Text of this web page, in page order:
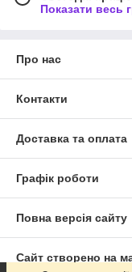
Показати весь
Про нас
Контакти
Доставка та оплата
Графік роботи
Повна версія сайту
Сайт створено на